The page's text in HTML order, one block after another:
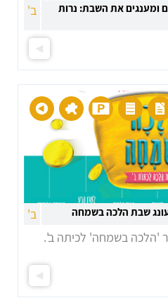
מכבדים ומענגים את השבת: נרות
ב'
ב'
'הלכה בשמחה' לכיתה ב'.